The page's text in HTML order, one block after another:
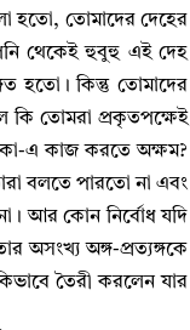
হতো, তোমাদের দেহের
থেকেই হুবুহু এই দেহ
হতো । কিন্তু তোমাদের
কি তোমরা প্রকৃতপক্ষেই
এ কাজ করতে অক্ষম?
বলতে পারতো না এবং
। আর কোন নির্বোধ যদি
অসংখ্য অঙ্গ-প্রত্যঙ্গকে
তৈরী করলেন যার